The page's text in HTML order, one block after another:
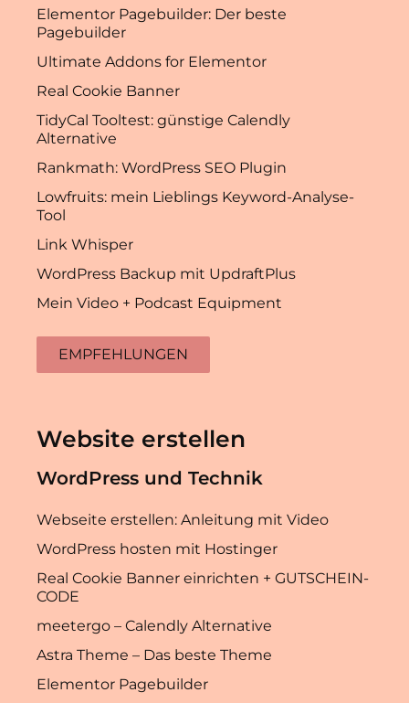
Elementor Pagebuilder: Der beste
Pagebuilder
Ultimate Addons for Elementor
Real Cookie Banner
TidyCal Tooltest: günstige Calendly
Alternative
Rankmath: WordPress SEO Plugin
Lowfruits: mein Lieblings Keyword-Analyse-
Tool
Link Whisper
WordPress Backup mit UpdraftPlus
Mein Video + Podcast Equipment
EMPFEHLUNGEN
Website erstellen
WordPress und Technik
Webseite erstellen: Anleitung mit Video
WordPress hosten mit Hostinger
Real Cookie Banner einrichten + GUTSCHEIN-
CODE
meetergo – Calendly Alternative
Astra Theme – Das beste Theme
Elementor Pagebuilder